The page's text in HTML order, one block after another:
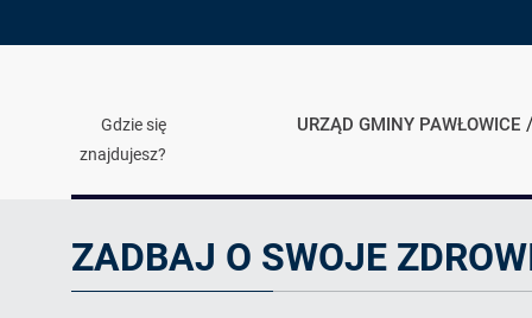
Gdzie się
znajdujesz?
URZĄD GMINY PAWŁOWICE
ZADBAJ O SWOJE